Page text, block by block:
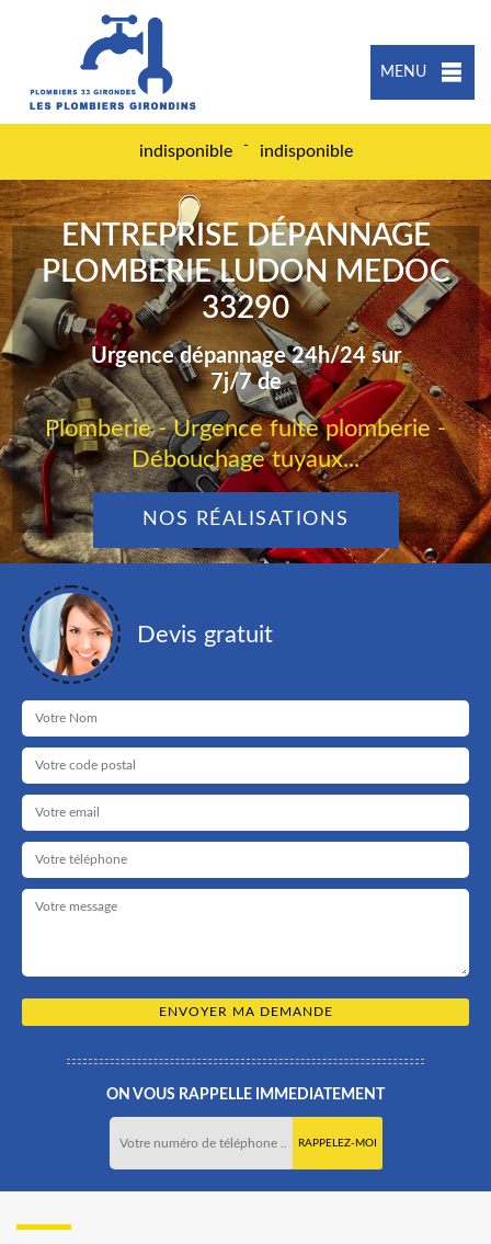
MENU
indisponible - indisponible
ENTREPRISE DÉPANNAGE
PLOMBERIE LUDON MEDOC
33290
Urgence dépannage 24h/24 sur
7j/7 de
Plomberie - Urgence fuite plomberie -
Débouchage tuyaux...
NOS RÉALISATIONS
Devis gratuit
ON VOUS RAPPELLE IMMEDIATEMENT